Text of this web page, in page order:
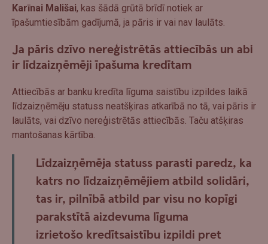
Karīnai Mališai, kas šādā grūtā brīdī notiek ar
īpašumtiesībām gadījumā, ja pāris ir vai nav laulāts.
Ja pāris dzīvo nereģistrētās attiecībās un abi
ir līdzaizņēmēji īpašuma kredītam
Attiecībās ar banku kredīta līguma saistību izpildes laikā
līdzaizņēmēju statuss neatšķiras atkarībā no tā, vai pāris ir
laulāts, vai dzīvo nereģistrētās attiecībās. Taču atšķiras
mantošanas kārtība.
Līdzaizņēmēja statuss parasti paredz, ka
katrs no līdzaizņēmējiem atbild solidāri,
tas ir, pilnībā atbild par visu no kopīgi
parakstītā aizdevuma līguma
izrietošo kredītsaistību izpildi pret